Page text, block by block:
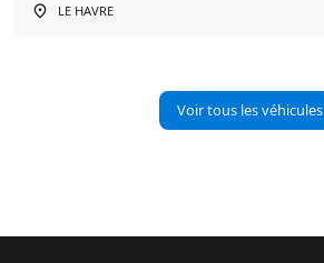
LE HAVRE
Voir tous les véhicules